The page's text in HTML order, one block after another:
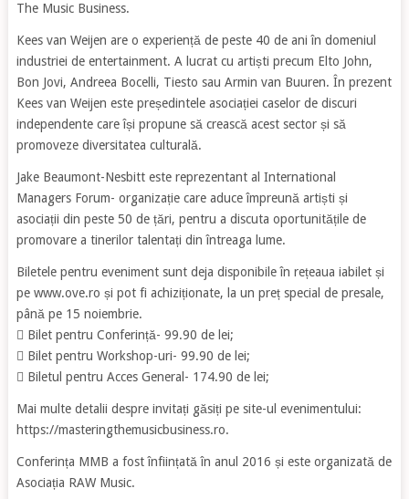
The Music Business.
Kees van Weijen are o experiență de peste 40 de ani în domeniul
industriei de entertainment. A lucrat cu artiști precum Elto John,
Bon Jovi, Andreea Bocelli, Tiesto sau Armin van Buuren. În prezent
Kees van Weijen este președintele asociației caselor de discuri
independente care își propune să crească acest sector și să
promoveze diversitatea culturală.
Jake Beaumont-Nesbitt este reprezentant al International
Managers Forum- organizație care aduce împreună artiști și
asociații din peste 50 de țări, pentru a discuta oportunitățile de
promovare a tinerilor talentați din întreaga lume.
Biletele pentru eveniment sunt deja disponibile în rețeaua iabilet și
pe www.ove.ro și pot fi achiziționate, la un preț special de presale,
până pe 15 noiembrie.
 Bilet pentru Conferință- 99.90 de lei;
 Bilet pentru Workshop-uri- 99.90 de lei;
 Biletul pentru Acces General- 174.90 de lei;
Mai multe detalii despre invitați găsiți pe site-ul evenimentului:
https://masteringthemusicbusiness.ro.
Conferința MMB a fost înființată în anul 2016 și este organizată de
Asociația RAW Music.